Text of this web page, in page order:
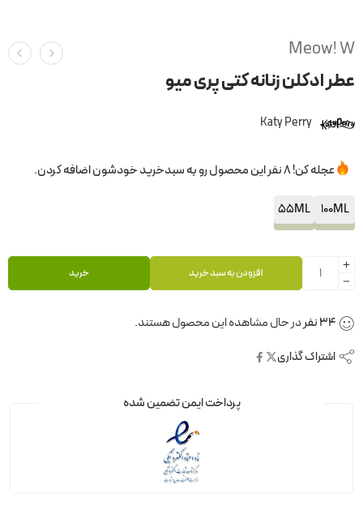
Meow! W
عطر ادکلن زنانه کتی پری میو
Katy Perry
عجله کن! 8 نفر این محصول رو به سبدخرید خودشون اضافه کردن.
100ML
55ML
افزودن به سبد خرید خرید
34نفردر حال مشاهده این محصول هستند.
اشتراک گذاری
پرداخت ایمن تضمین شده